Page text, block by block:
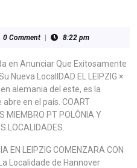
0 Comment 8:22 pm
en Anunciar Que Exitosamente
Nueva LocalIDAD EL LEIPZIG ×
alemania del este, es la
en el país. COART
MIEMBRO PT POLÔNIA Y
LOCALIDADES.
EN LEIPZIG COMENZARA CON
Localidade de Hannover